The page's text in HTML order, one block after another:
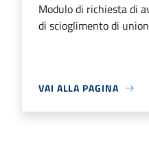
Modulo di richiesta di
di scioglimento di
VAI ALLA PAGINA